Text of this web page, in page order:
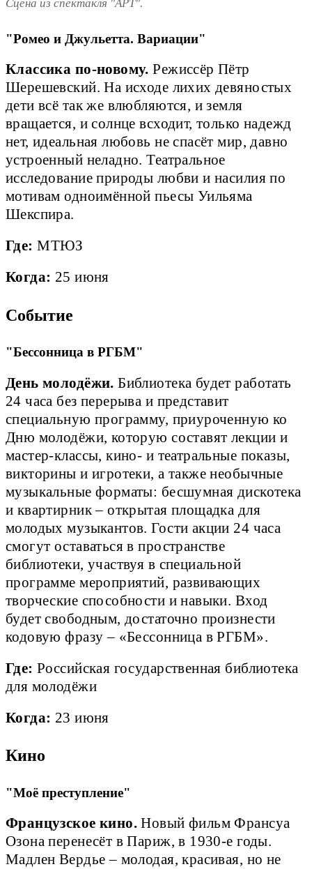
Сцена из спектакля "АРТ".
"Ромео и Джульетта. Вариации"
Классика по-новому.Режиссёр Пётр
Шерешевский. На исходе лихих девяностых
дети всё так же влюбляются, и земля
вращается, и солнце всходит, только надежд
нет, идеальная любовь не спасёт мир, давно
устроенный неладно. Театральное
исследование природы любви и насилия по
мотивам одноимённой пьесы Уильяма
Шекспира.
Где: МТЮЗ
Когда: 25 июня
Событие
"Бессонница в РГБМ"
День молодёжи. Библиотека будет работать
24 часа без перерыва и представит
специальную программу, приуроченную ко
Дню молодёжи, которую составят лекции и
мастер-классы, кино- и театральные показы,
викторины и игротеки, а также необычные
музыкальные форматы: бесшумная дискотека
и квартирник – открытая площадка для
молодых музыкантов. Гости акции 24 часа
смогут оставаться в пространстве
библиотеки, участвуя в специальной
программе мероприятий, развивающих
творческие способности и навыки. Вход
будет свободным, достаточно произнести
кодовую фразу – «Бессонница в РГБМ».
Где: Российская государственная библиотека
для молодёжи
Когда: 23 июня
Кино
"Моё преступление"
Французское кино. Новый фильм Франсуа
Озона перенесёт в Париж, в 1930-е годы.
Мадлен Вердье – молодая, красивая, но не